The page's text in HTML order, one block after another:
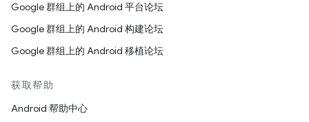
Google 群组上的 Android 平台论坛
Google 群组上的 Android 构建论坛
Google 群组上的 Android 移植论坛
获取帮助
Android 帮助中心